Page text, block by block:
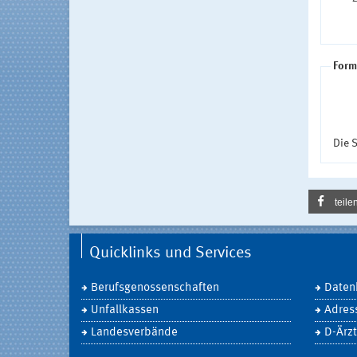
Die
Quicklinks und Services
Berufsgenossenschaften
Unfallkassen
Landesverbände
D-